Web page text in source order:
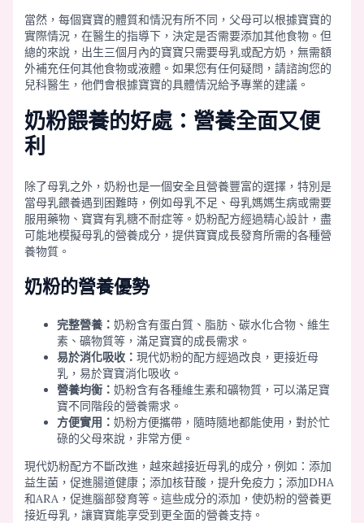
當然，每個寶寶的體質和情況有所不同，父母可以根據寶寶的
實際情況，在醫生的指導下，決定是否需要添加其他食物。但
總的來說，出生三個月內的寶寶只需要母乳或配方奶，無需額
外補充任何其他食物或液體。如果您有任何疑問，請諮詢您的
兒科醫生，他們會根據寶寶的具體情況給予專業的建議。
奶粉餵養的好處：營養全面又便
利
除了母乳之外，奶粉也是一個安全且營養豐富的選擇，特別是
當母乳餵養遇到困難時，例如母乳不足、母乳媽媽生病或需要
服用藥物、寶寶有乳糖不耐症等。奶粉配方經過精心設計，盡
可能地模擬母乳的營養成分，提供寶寶成長發育所需的各種營
養物質。
奶粉的營養優勢
完整營養： 奶粉含有蛋白質、脂肪、碳水化合物、維生
素、礦物質等，滿足寶寶的成長需求。
易於消化吸收： 現代奶粉的配方經過改良，更接近母
乳，易於寶寶消化吸收。
營養均衡： 奶粉含有各種維生素和礦物質，可以滿足寶
寶不同階段的營養需求。
方便實用： 奶粉方便攜帶，隨時隨地都能使用，對於忙
碌的父母來說，非常方便。
現代奶粉配方不斷改進，越來越接近母乳的成分，例如：添加
益生菌，促進腸道健康；添加核苷酸，提升免疫力；添加DHA
和ARA，促進腦部發育等。這些成分的添加，使奶粉的營養更
接近母乳，讓寶寶能享受到更全面的營養支持。